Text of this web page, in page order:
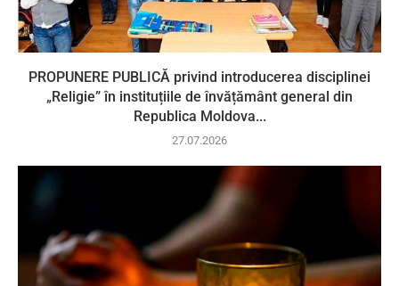
PROPUNERE PUBLICĂ privind introducerea disciplinei
„Religie” în instituțiile de învățământ general din
Republica Moldova...
27.07.2026